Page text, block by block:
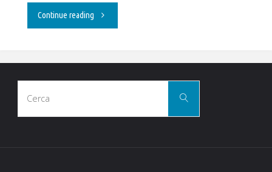
Continue reading "Anno
Vita
Cerca